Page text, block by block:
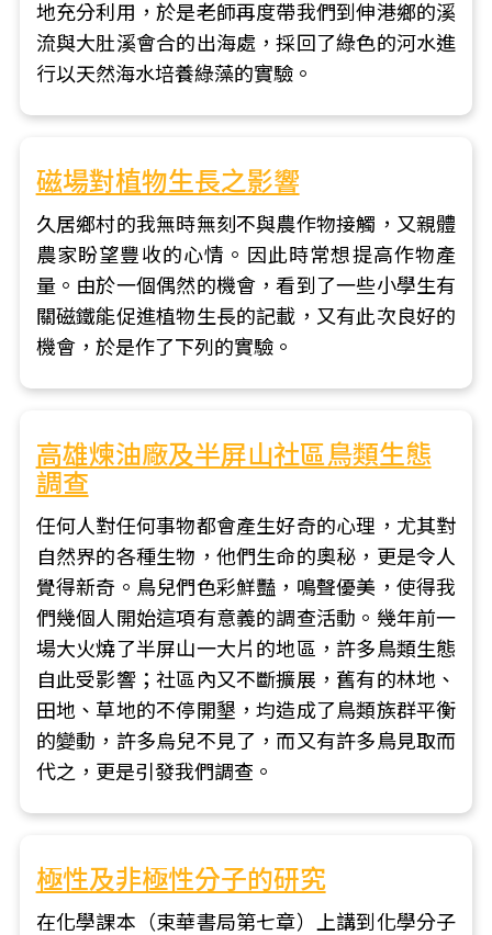
地充分利用，於是老師再度帶我們到伸港鄉的溪
流與大肚溪會合的出海處，採回了綠色的河水進
行以天然海水培養綠藻的實驗。
磁場對植物生長之影響
久居鄉村的我無時無刻不與農作物接觸，又親體
農家盼望豐收的心情。因此時常想提高作物產
量。由於一個偶然的機會，看到了一些小學生有
關磁鐵能促進植物生長的記載，又有此次良好的
機會，於是作了下列的實驗。
高雄煉油廠及半屏山社區鳥類生態
調查
任何人對任何事物都會產生好奇的心理，尤其對
自然界的各種生物，他們生命的奧秘，更是令人
覺得新奇。鳥兒們色彩鮮豔，鳴聲優美，使得我
們幾個人開始這項有意義的調查活動。幾年前一
場大火燒了半屏山一大片的地區，許多鳥類生態
自此受影響；社區內又不斷擴展，舊有的林地、
田地、草地的不停開墾，均造成了鳥類族群平衡
的變動，許多烏兒不見了，而又有許多鳥見取而
代之，更是引發我們調查。
極性及非極性分子的研究
在化學課本（束華書局第七章）上講到化學分子